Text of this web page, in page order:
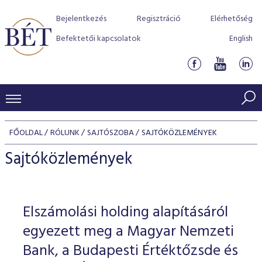
Bejelentkezés Regisztráció
Elérhetőség
Befektetői kapcsolatok
English
KERESKEDÉSI ADATOK
INDEXEK
Jelzáloglevél indexek
Vállalati kötvény indexek
Azonnali Piac
Részvények
Származékos piac
BEFEKTETŐK
Részvény szekció
Hitelpapír szekció
BÉT szabályzatok
Befektetővédelem
Alkalmazott díjstruktúra
Elszámolás
Részvény és vállalati kötvény tőzsdei bevezetését
program
BÉT Xtend - Részvénypiac egyszerűen
TŐZSDETAGOK
Tőzsdetagok, üzletkötők
VENDOROK
FŐOLDAL RÓLUNK SAJTÓSZOBA SAJTÓKÖZLEMÉNYEK
Sajtóközlemények
Elszámolási holding alapításáról
egyezett meg a Magyar Nemzeti
Bank, a Budapesti Értéktőzsde és